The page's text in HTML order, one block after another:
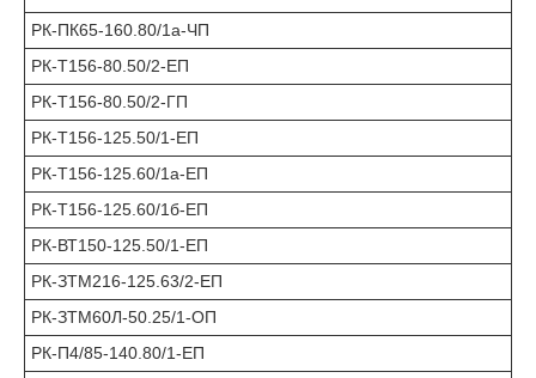
РК-ПК65-160.80/1а-ЧП
РК-Т156-80.50/2-ЕП
РК-Т156-80.50/2-ГП
РК-Т156-125.50/1-ЕП
РК-Т156-125.60/1а-ЕП
РК-Т156-125.60/1б-ЕП
РК-ВТ150-125.50/1-ЕП
РК-ЗТМ216-125.63/2-ЕП
РК-ЗТМ60Л-50.25/1-ОП
РК-П4/85-140.80/1-ЕП